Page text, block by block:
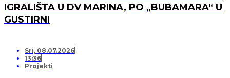
IGRALIŠTA U DV MARINA, PO „BUBAMARA“ U
GUSTIRNI
Sri, 08.07.2026
13:36
Projekti